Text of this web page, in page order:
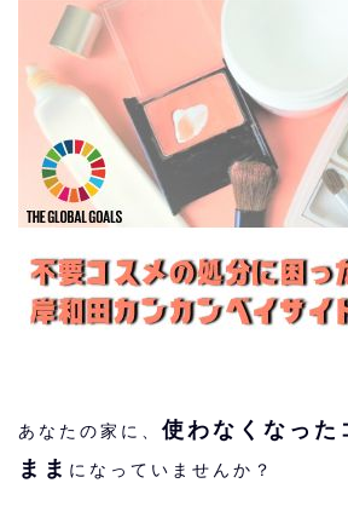
あなたの家に、 使わなくなった
まま になっていませんか？